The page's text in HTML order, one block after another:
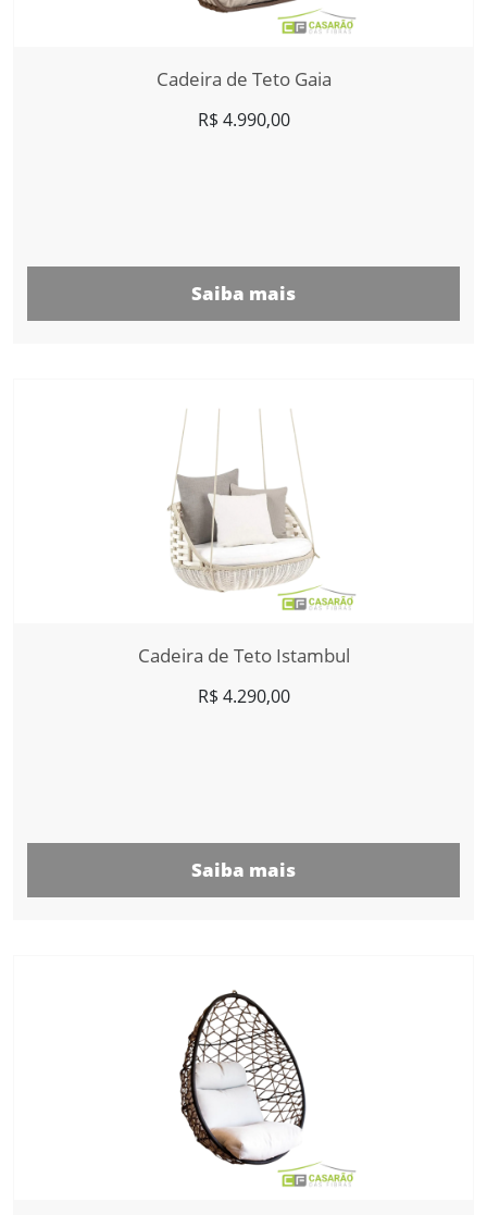
Cadeira de Teto Gaia
R$ 4.990,00
Saiba mais
Cadeira de Teto Istambul
R$ 4.290,00
Saiba mais